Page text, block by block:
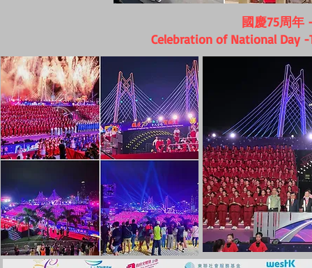
國慶75周年
Celebration of National Day